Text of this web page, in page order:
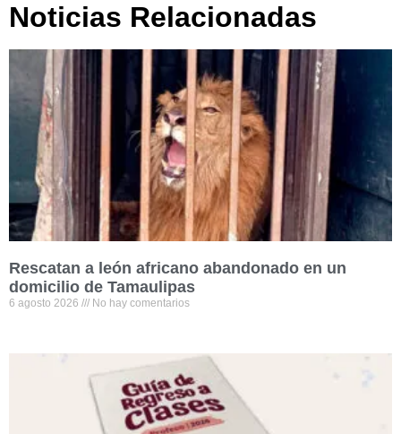
Noticias Relacionadas
Rescatan a león africano abandonado en un
domicilio de Tamaulipas
6 agosto 2026 No hay comentarios